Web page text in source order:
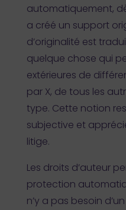
automatiquement,
a créé un support
d’originalité est
quelque chose qui
extérieures de
par X, de tous les
type. Cette notion
subjective et
litige.
Les droits d’auteur
protection
n’y a pas besoin